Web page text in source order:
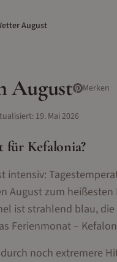
August
August Merken
19. Mai 2026
für Kefalonia?
intensiv:
August zum
ist strahlend blau,
Ferienmonat –
noch extremere